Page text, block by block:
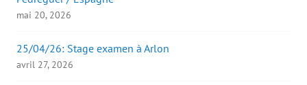
mai 20, 2026
25/04/26: Stage examen à Arlon
avril 27, 2026